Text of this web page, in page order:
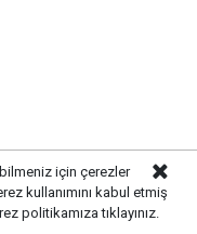
için çerezler
kullanımını kabul etmiş
politikamıza tıklayınız.